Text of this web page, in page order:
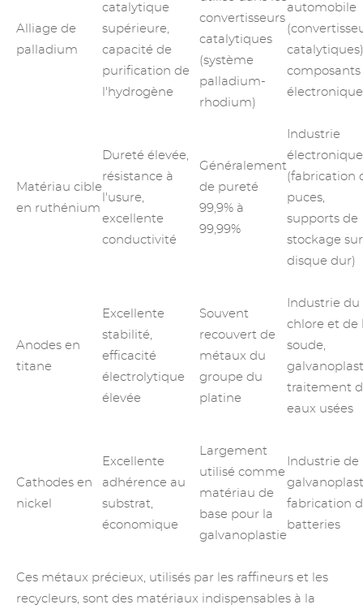
Alliage de
palladium
catalytique
supérieure,
capacité de
purification de
l'hydrogène
convertisseurs
catalytiques
(système
palladium-
rhodium)
automobile
composants
Matériau cible
en ruthénium
Dureté élevée,
résistance à
l'usure,
excellente
conductivité
Généralement
de pureté
99,9% à
99,99%
Industrie
électronique
(fabrication
puces,
supports de
stockage sur
disque dur)
Anodes en
titane
Excellente
stabilité,
efficacité
électrolytique
élevée
Souvent
recouvert de
métaux du
groupe du
platine
Industrie du
chlore et de
soude,
traitement
eaux usées
Cathodes en
nickel
Excellente
adhérence au
substrat,
économique
Largement
utilisé comme
matériau de
base pour la
galvanoplastie
Industrie de
fabrication
batteries
Ces métaux précieux, utilisés par les raffineurs et les
recycleurs, sont des matériaux indispensables à la